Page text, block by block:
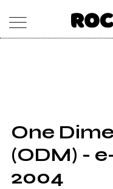
SHOP
RADIO
One
(ODM) -
2004